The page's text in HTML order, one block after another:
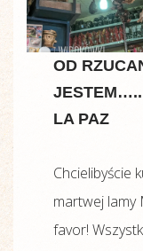
OD
LA PAZ
Chcielibyście
martwej lamy
favor!